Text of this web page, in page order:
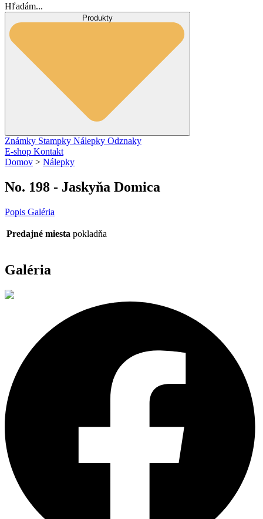
Hľadám...
Produkty
Známky Stampky Nálepky Odznaky
E-shop Kontakt
Domov > Nálepky
No. 198 - Jaskyňa Domica
Popis Galéria
Predajné miesta pokladňa
Galéria